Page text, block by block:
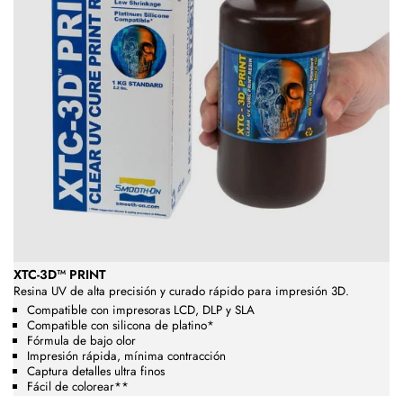
XTC-3D™ PRINT
Resina UV de alta precisión y curado rápido para impresión 3D.
Compatible con impresoras LCD, DLP y SLA
Compatible con silicona de platino*
Fórmula de bajo olor
Impresión rápida, mínima contracción
Captura detalles ultra finos
Fácil de colorear**